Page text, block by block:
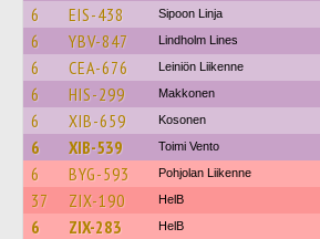
6 EIS-438 Sipoon Linja
6 YBV-847 Lindholm Lines
6 CEA-676 Leiniön Liikenne
6 HIS-299 Makkonen
6 XIB-659 Kosonen
6 XIB-539 Toimi Vento
6 BYG-593 Pohjolan Liikenne
37 ZIX-190 HelB
6 ZIX-283 HelB